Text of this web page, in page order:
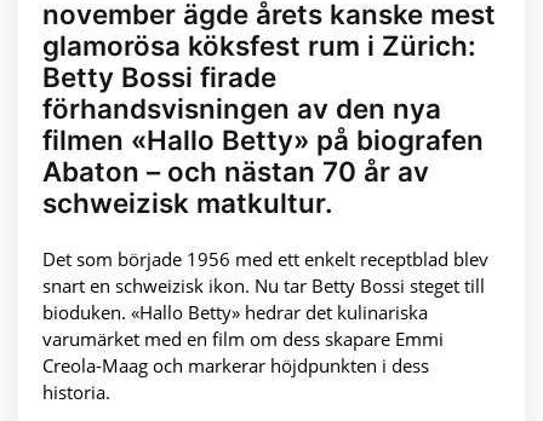
november ägde årets kanske mest
glamorösa köksfest rum i Zürich:
Betty Bossi firade
förhandsvisningen av den nya
filmen «Hallo Betty» på biografen
Abaton – och nästan 70 år av
schweizisk matkultur.
Det som började 1956 med ett enkelt receptblad blev
snart en schweizisk ikon. Nu tar Betty Bossi steget till
bioduken. «Hallo Betty» hedrar det kulinariska
varumärket med en film om dess skapare Emmi
Creola-Maag och markerar höjdpunkten i dess
historia.